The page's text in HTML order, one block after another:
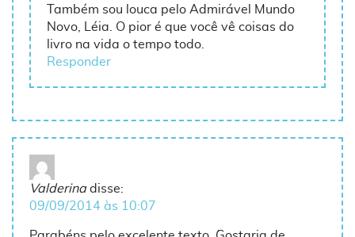
Também sou louca pelo Admirável Mundo
Novo, Léia. O pior é que você vê coisas do
livro na vida o tempo todo.
Responder
Valderina disse:
09/09/2014 às 10:07